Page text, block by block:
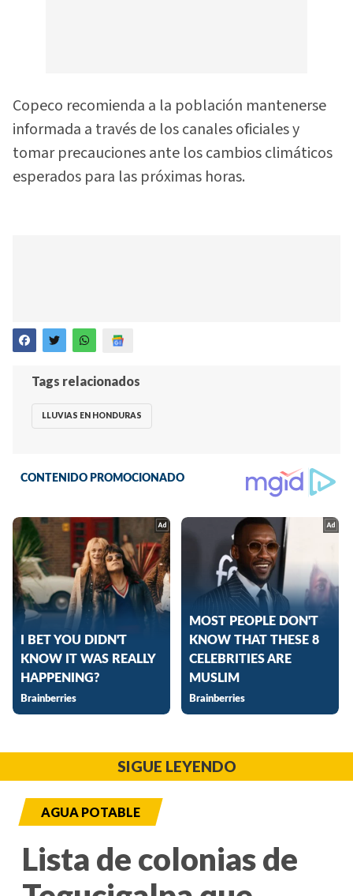
Copeco recomienda a la población mantenerse
informada a través de los canales oficiales y
tomar precauciones ante los cambios climáticos
esperados para las próximas horas.
Tags relacionados
LLUVIAS EN HONDURAS
SIGUE LEYENDO
AGUA POTABLE
Lista de colonias de